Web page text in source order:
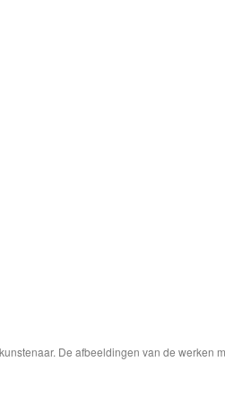
De afbeeldingen van de werken